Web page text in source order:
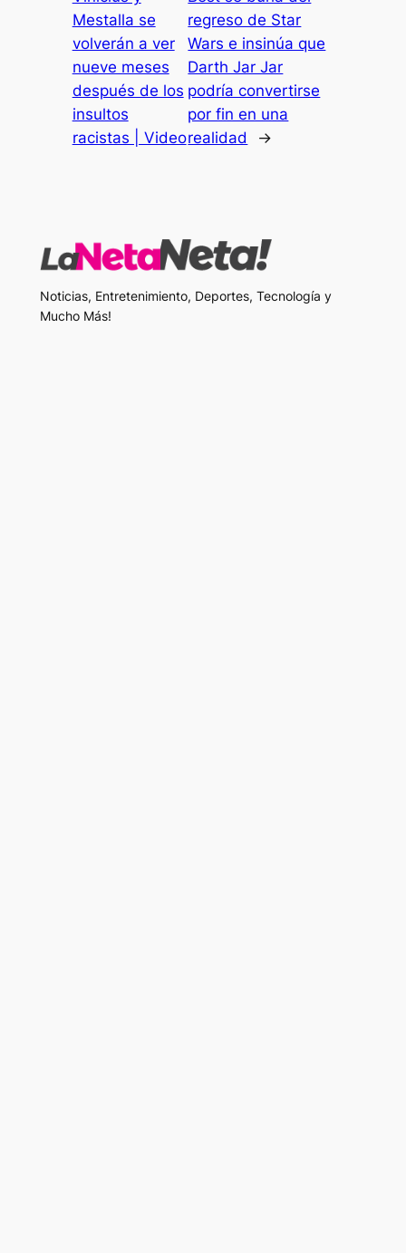
Mestalla se
volverán a ver
nueve meses
después de los
insultos
racistas | Video
regreso de Star
Wars e insinúa que
Darth Jar Jar
podría convertirse
por fin en una
realidad
→
Noticias, Entretenimiento, Deportes, Tecnología y
Mucho Más!